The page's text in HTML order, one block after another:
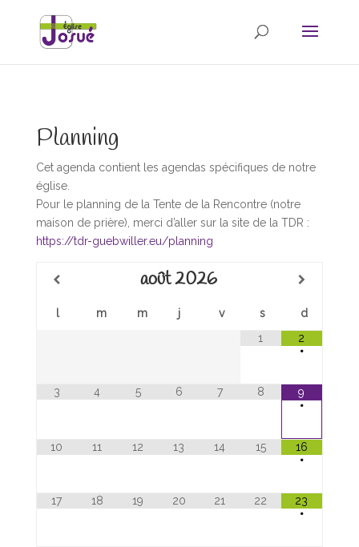
Planning
Cet agenda contient les agendas spécifiques de notre
église.
Pour le planning de la Tente de la Rencontre (notre
maison de prière), merci d’aller sur la site de la TDR :
https://tdr-guebwiller.eu/planning
août2026
l m m j v s
d
1
2
•
3 4 5 6 7 8
9
•
10 11 12 13 14 15
16
•
17 18 19 20 21 22
23
•